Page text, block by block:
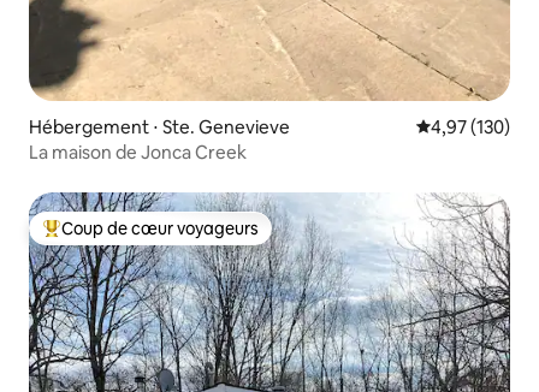
Hébergement ⋅ Ste. Genevieve Évaluation
4,97 (130)
La maison de Jonca Creek
Coups de cœur voyageurs les plus appréciés
Coup de cœur voyageurs